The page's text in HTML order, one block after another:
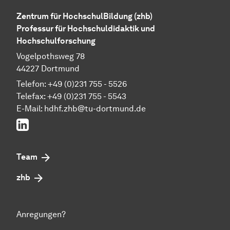
Zentrum für HochschulBildung (zhb)
Professur für Hochschuldidaktik und
Hochschulforschung
Vogelpothsweg 78
44227 Dortmund
Telefon: +49 (0)231 755 - 5526
Telefax: +49 (0)231 755 - 5543
E-Mail: hdhf.zhb@tu-dortmund.de
LinkedIn
Team
zhb
Anregungen?